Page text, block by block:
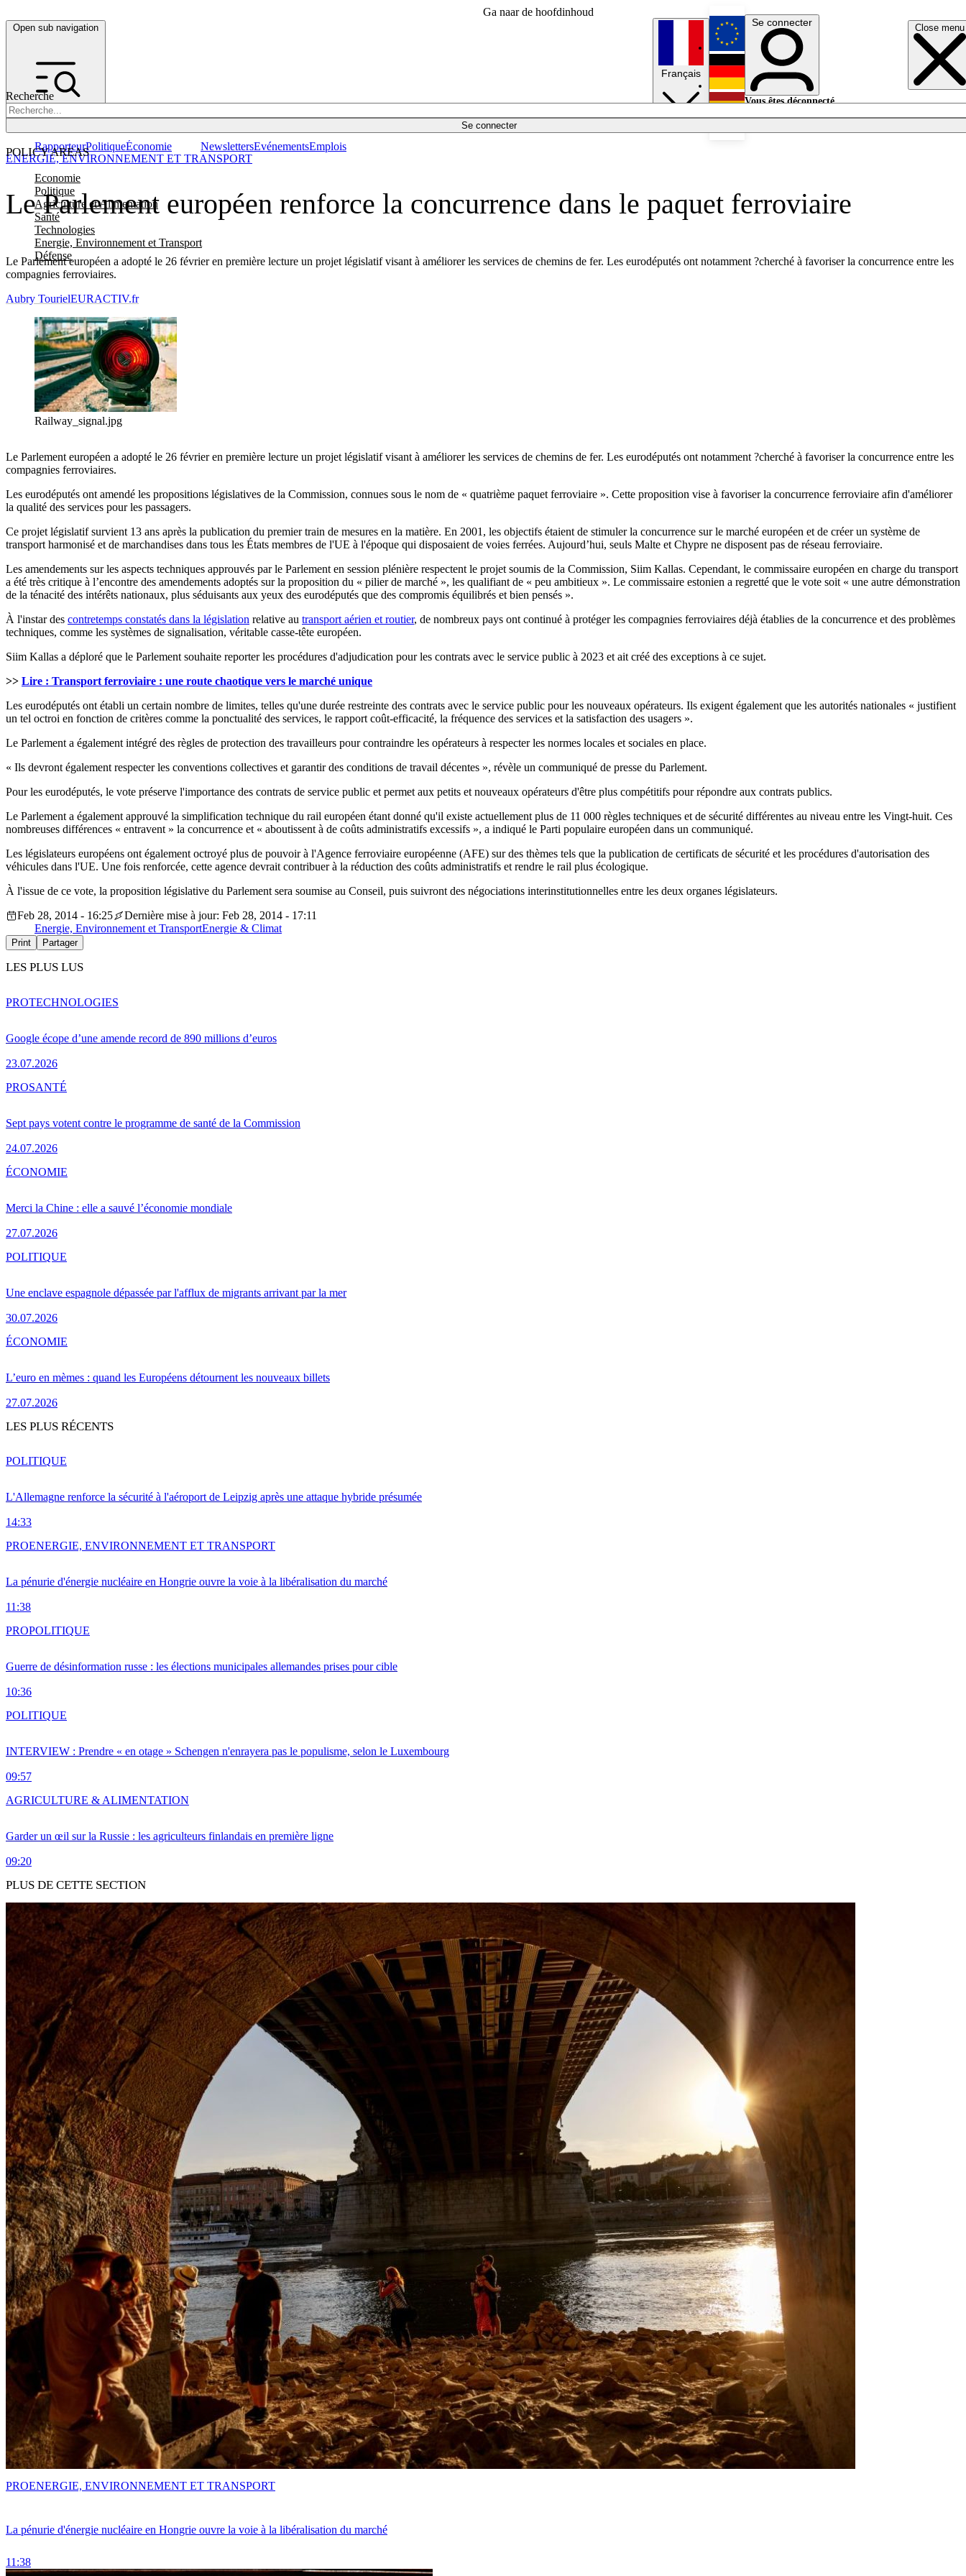
Ga naar de hoofdinhoud
Open sub navigation Close menu
Recherche
Se connecter
POLICY AREAS
Economie
Politique
Agriculture et Alimentation
Santé
Technologies
Energie, Environnement et Transport
Défense
RapporteurPolitiqueÉconomie NewslettersEvénementsEmplois
Français
English
Deutsch
Se connecter
Vous êtes déconnecté.
Le Parlement européen renforce la concurrence dans le paquet ferroviaire
Le Parlement européen a adopté le 26 février en première lecture un projet législatif visant à améliorer les services de chemins de fer. Les eurodéputés ont notamment ?cherché à favoriser la concurrence entre les
compagnies ferroviaires.
ENERGIE, ENVIRONNEMENT ET TRANSPORT
Aubry TourielEURACTIV.fr
Railway_signal.jpg
Le Parlement européen a adopté le 26 février en première lecture un projet législatif visant à améliorer les services de chemins de fer. Les eurodéputés ont notamment ?cherché à favoriser la concurrence entre les
compagnies ferroviaires.
Les eurodéputés ont amendé les propositions législatives de la Commission, connues sous le nom de « quatrième paquet ferroviaire ». Cette proposition vise à favoriser la concurrence ferroviaire afin d'améliorer
la qualité des services pour les passagers.
Ce projet législatif survient 13 ans après la publication du premier train de mesures en la matière. En 2001, les objectifs étaient de stimuler la concurrence sur le marché européen et de créer un système de
transport harmonisé et de marchandises dans tous les États membres de l'UE à l'époque qui disposaient de voies ferrées. Aujourd’hui, seuls Malte et Chypre ne disposent pas de réseau ferroviaire.
Les amendements sur les aspects techniques approuvés par le Parlement en session plénière respectent le projet soumis de la Commission, Siim Kallas. Cependant, le commissaire européen en charge du transport
a été très critique à l’encontre des amendements adoptés sur la proposition du « pilier de marché », les qualifiant de « peu ambitieux ». Le commissaire estonien a regretté que le vote soit « une autre démonstration
de la ténacité des intérêts nationaux, plus séduisants aux yeux des eurodéputés que des compromis équilibrés et bien pensés ».
À l'instar des contretemps constatés dans la législation relative au transport aérien et routier, de nombreux pays ont continué à protéger les compagnies ferroviaires déjà établies de la concurrence et des problèmes
techniques, comme les systèmes de signalisation, véritable casse-tête européen.
Siim Kallas a déploré que le Parlement souhaite reporter les procédures d'adjudication pour les contrats avec le service public à 2023 et ait créé des exceptions à ce sujet.
>> Lire : Transport ferroviaire : une route chaotique vers le marché unique
Les eurodéputés ont établi un certain nombre de limites, telles qu'une durée restreinte des contrats avec le service public pour les nouveaux opérateurs. Ils exigent également que les autorités nationales « justifient
un tel octroi en fonction de critères comme la ponctualité des services, le rapport coût-efficacité, la fréquence des services et la satisfaction des usagers ».
Le Parlement a également intégré des règles de protection des travailleurs pour contraindre les opérateurs à respecter les normes locales et sociales en place.
« Ils devront également respecter les conventions collectives et garantir des conditions de travail décentes », révèle un communiqué de presse du Parlement.
Pour les eurodéputés, le vote préserve l'importance des contrats de service public et permet aux petits et nouveaux opérateurs d'être plus compétitifs pour répondre aux contrats publics.
Le Parlement a également approuvé la simplification technique du rail européen étant donné qu'il existe actuellement plus de 11 000 règles techniques et de sécurité différentes au niveau entre les Vingt-huit. Ces
nombreuses différences « entravent » la concurrence et « aboutissent à de coûts administratifs excessifs », a indiqué le Parti populaire européen dans un communiqué.
Les législateurs européens ont également octroyé plus de pouvoir à l'Agence ferroviaire européenne (AFE) sur des thèmes tels que la publication de certificats de sécurité et les procédures d'autorisation des
véhicules dans l'UE. Une fois renforcée, cette agence devrait contribuer à la réduction des coûts administratifs et rendre le rail plus écologique.
À l'issue de ce vote, la proposition législative du Parlement sera soumise au Conseil, puis suivront des négociations interinstitutionnelles entre les deux organes législateurs.
Feb 28, 2014 - 16:25
Dernière mise à jour: Feb 28, 2014 - 17:11
Energie, Environnement et TransportEnergie & Climat
Print Partager
LES PLUS LUS
Google écope d’une amende record de 890 millions d’euros
23.07.2026
PROTECHNOLOGIES
Sept pays votent contre le programme de santé de la Commission
24.07.2026
PROSANTÉ
Merci la Chine : elle a sauvé l’économie mondiale
27.07.2026
ÉCONOMIE
Une enclave espagnole dépassée par l'afflux de migrants arrivant par la mer
30.07.2026
POLITIQUE
L’euro en mèmes : quand les Européens détournent les nouveaux billets
27.07.2026
ÉCONOMIE
LES PLUS RÉCENTS
L'Allemagne renforce la sécurité à l'aéroport de Leipzig après une attaque hybride présumée
14:33
POLITIQUE
La pénurie d'énergie nucléaire en Hongrie ouvre la voie à la libéralisation du marché
11:38
PROENERGIE, ENVIRONNEMENT ET TRANSPORT
Guerre de désinformation russe : les élections municipales allemandes prises pour cible
10:36
PROPOLITIQUE
INTERVIEW : Prendre « en otage » Schengen n'enrayera pas le populisme, selon le Luxembourg
09:57
POLITIQUE
Garder un œil sur la Russie : les agriculteurs finlandais en première ligne
09:20
AGRICULTURE & ALIMENTATION
PLUS DE CETTE SECTION
La pénurie d'énergie nucléaire en Hongrie ouvre la voie à la libéralisation du marché
11:38
PROENERGIE, ENVIRONNEMENT ET TRANSPORT